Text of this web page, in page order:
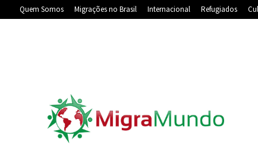
Quem Somos Migrações no Brasil Internacional Refugiados